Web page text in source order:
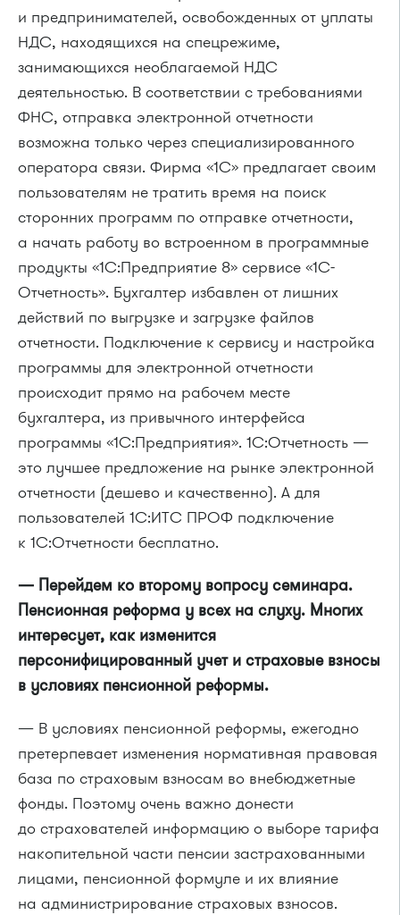
и предпринимателей, освобожденных от уплаты
НДС, находящихся на спецрежиме,
занимающихся необлагаемой НДС
деятельностью. В соответствии с требованиями
ФНС, отправка электронной отчетности
возможна только через специализированного
оператора связи. Фирма «1С» предлагает своим
пользователям не тратить время на поиск
сторонних программ по отправке отчетности,
а начать работу во встроенном в программные
продукты «1С:Предприятие 8» сервисе «1С-
Отчетность». Бухгалтер избавлен от лишних
действий по выгрузке и загрузке файлов
отчетности. Подключение к сервису и настройка
программы для электронной отчетности
происходит прямо на рабочем месте
бухгалтера, из привычного интерфейса
программы «1С:Предприятия». 1С:Отчетность —
это лучшее предложение на рынке электронной
отчетности (дешево и качественно). А для
пользователей 1С:ИТС ПРОФ подключение
к 1С:Отчетности бесплатно.
— Перейдем ко второму вопросу семинара.
Пенсионная реформа у всех на слуху. Многих
интересует, как изменится
персонифицированный учет и страховые взносы
в условиях пенсионной реформы.
— В условиях пенсионной реформы, ежегодно
претерпевает изменения нормативная правовая
база по страховым взносам во внебюджетные
фонды. Поэтому очень важно донести
до страхователей информацию о выборе тарифа
накопительной части пенсии застрахованными
лицами, пенсионной формуле и их влияние
на администрирование страховых взносов.